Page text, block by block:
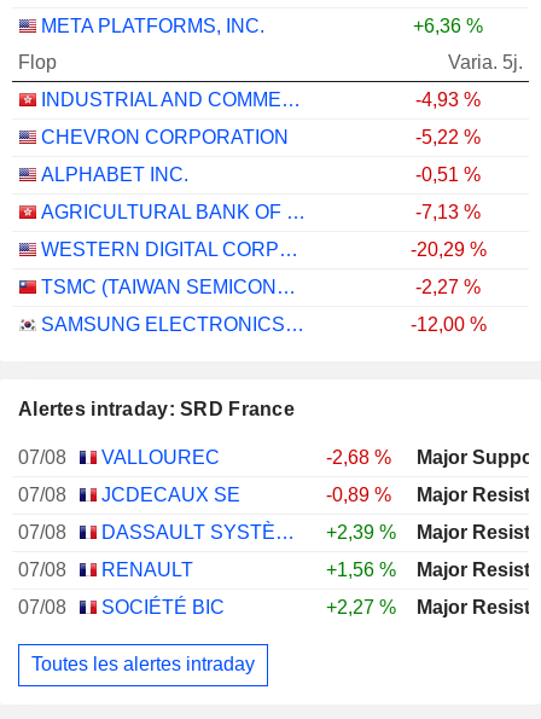
META PLATFORMS, INC.
+6,36 %
Flop
Varia. 5j.
INDUSTRIAL AND COMMERCIAL BANK OF CHINA LIMITED
-4,93 %
CHEVRON CORPORATION
-5,22 %
ALPHABET INC.
-0,51 %
AGRICULTURAL BANK OF CHINA LIMITED
-7,13 %
WESTERN DIGITAL CORPORATION
-20,29 %
TSMC (TAIWAN SEMICONDUCTOR MANUFACTURING COMPANY)
-2,27 %
SAMSUNG ELECTRONICS CO., LTD.
-12,00 %
Alertes intraday: SRD France
07/08 VALLOUREC
-2,68 %
07/08
JCDECAUX SE
-0,89 %
07/08
DASSAULT SYSTÈMES SE
+2,39 %
07/08
RENAULT
+1,56 %
07/08
SOCIÉTÉ BIC +2,27 %
Toutes les alertes intraday